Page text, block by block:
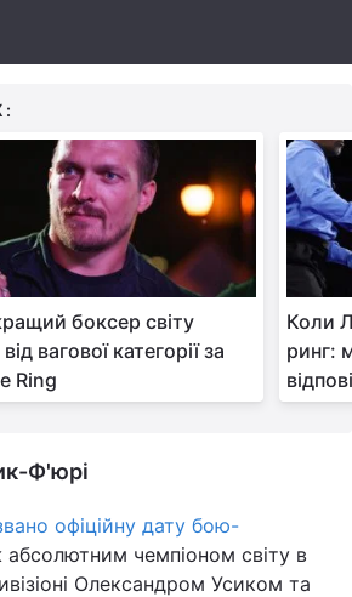
боксер світу
вагової категорії за
Ring
Коли
ринг:
Ф'юрі
офіційну дату бою-
абсолютним чемпіоном світу в
Олександром Усиком та